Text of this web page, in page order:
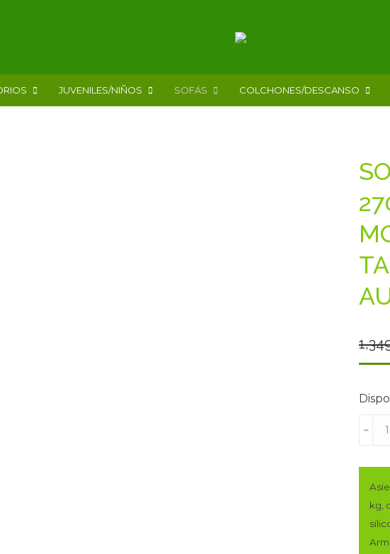
JUVENILES/NIÑOS SOFÁS COLCHONES/DESCANSO
SOFÁ-
CMS
DE
MOD.
﹣
kg,